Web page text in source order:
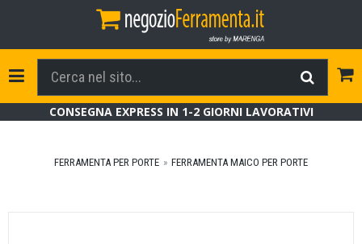
Toggle Navigation
CONSEGNA EXPRESS IN 1-2 GIORNI LAVORATIVI
FERRAMENTA PER PORTE FERRAMENTA MAICO PER PORTE